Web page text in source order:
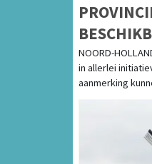
NOORD-
in allerlei
aanmerking